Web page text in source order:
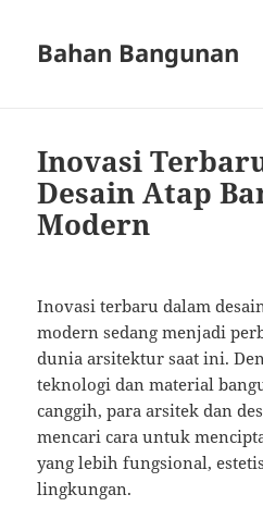
Bahan Bangunan
Inovasi
Desain Atap
Modern
Inovasi terbaru dalam
modern sedang menjadi
dunia arsitektur saat ini.
teknologi dan material
canggih, para arsitek dan
mencari cara untuk
yang lebih fungsional,
lingkungan.